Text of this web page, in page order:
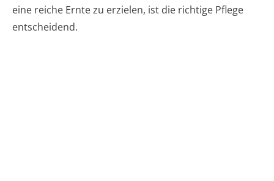
eine reiche Ernte zu erzielen, ist die richtige Pflege
entscheidend.